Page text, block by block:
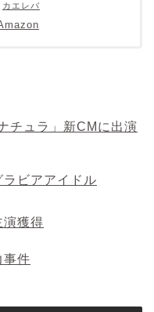
カエレバ
チュラ」新CMに出演
ビアアイドル
演獲得
事件